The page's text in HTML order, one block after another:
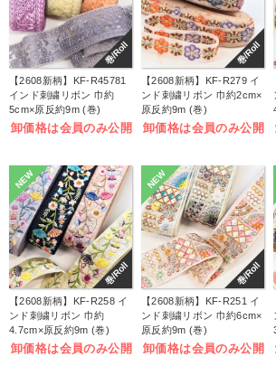
巻/Roll
【2608新柄】KF-R45781
インド刺繍リボン 巾約
5cm×原反約9m (巻)
卸価格は会員のみ公開
巻/Roll
【2608新柄】KF-R279 イ
ンド刺繍リボン 巾約2cm×
原反約9m (巻)
卸価格は会員のみ公開
NEW
巻/Roll
【2608新柄】KF-R258 イ
ンド刺繍リボン 巾約
4.7cm×原反約9m (巻)
卸価格は会員のみ公開
NEW
巻/Roll
【2608新柄】KF-R251 イ
ンド刺繍リボン 巾約6cm×
原反約9m (巻)
卸価格は会員のみ公開